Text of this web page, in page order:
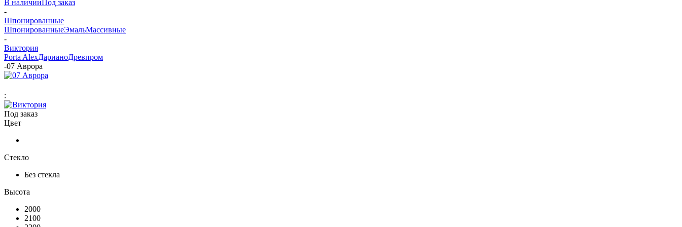
В наличииПод заказ
-
Шпонированные
ШпонированныеЭмальМассивные
-
Виктория
Porta AlexДарианоДревпром
-07 Аврора
:
Под заказ
Цвет
Стекло
Без стекла
Высота
2000
2100